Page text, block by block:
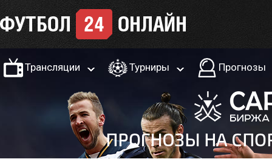
Трансляции Турниры Прогнозы